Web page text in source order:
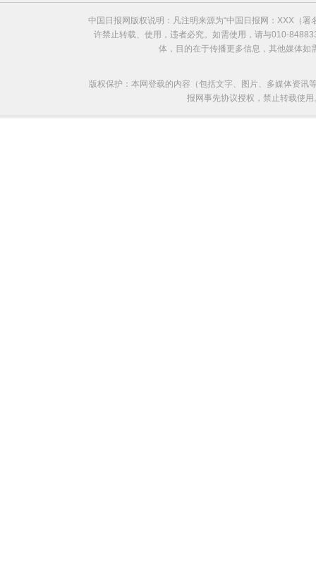
中国日报网版权说明：凡注明来源为“中国日报网：XXX（
许禁止转载、使用，违者必究。如需使用，请与010-
体，目的在于传播更多信息，其他媒体
版权保护：本网登载的内容（包括文字、图片、多媒体资
报网事先协议授权，禁止转载使